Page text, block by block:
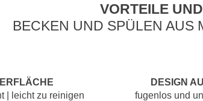
VORTEILE
BECKEN UND SPÜLEN AUS
| leicht zu reinigen
DESIGN
fugenlos und